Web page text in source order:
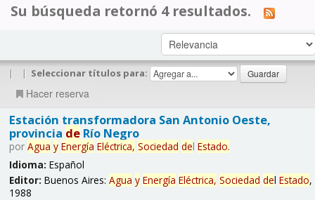
Su búsqueda retornó 4 resultados.
| | Seleccionar títulos para:
Hacer reserva
Estación transformadora San Antonio Oeste,
provincia deRío Negro
por Agua y Energía Eléctrica, Sociedad del Estado.
Idioma: Español
Editor: Buenos Aires: Agua y Energía Eléctrica, Sociedad del Estado,
1988